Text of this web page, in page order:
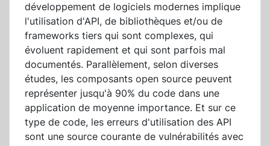
développement de logiciels modernes implique
l'utilisation d'API, de bibliothèques et/ou de
frameworks tiers qui sont complexes, qui
évoluent rapidement et qui sont parfois mal
documentés. Parallèlement, selon diverses
études, les composants open source peuvent
représenter jusqu'à 90% du code dans une
application de moyenne importance. Et sur ce
type de code, les erreurs d'utilisation des API
sont une source courante de vulnérabilités avec